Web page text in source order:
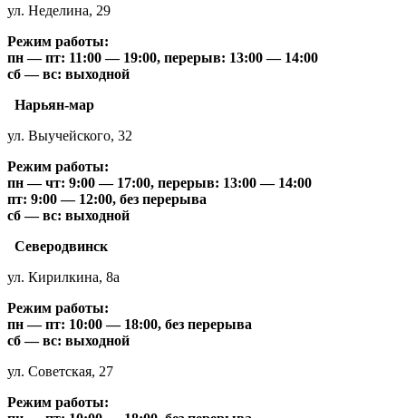
ул. Неделина, 29
Режим работы:
пн — пт: 11:00 — 19:00, перерыв: 13:00 — 14:00
сб — вс: выходной
Нарьян-мар
ул. Выучейского, 32
Режим работы:
пн — чт: 9:00 — 17:00, перерыв: 13:00 — 14:00
пт: 9:00 — 12:00, без перерыва
сб — вс: выходной
Северодвинск
ул. Кирилкина, 8а
Режим работы:
пн — пт: 10:00 — 18:00, без перерыва
сб — вс: выходной
ул. Советская, 27
Режим работы: